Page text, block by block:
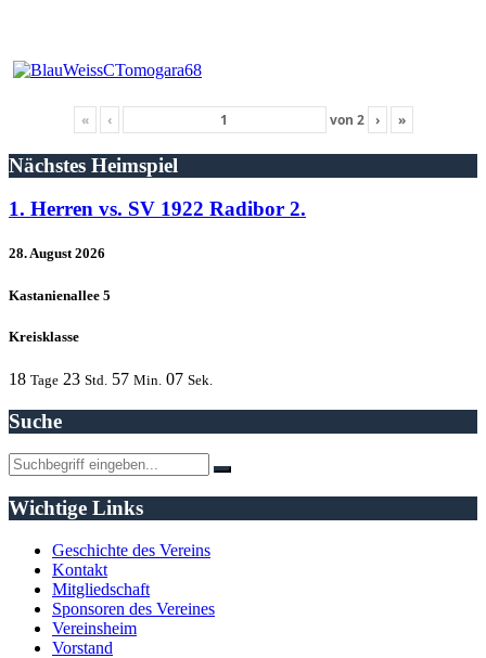
« ‹ von 2 › »
Nächstes Heimspiel
1. Herren vs. SV 1922 Radibor 2.
28. August 2026
Kastanienallee 5
Kreisklasse
18 Tage 23 Std. 57 Min. 07 Sek.
Suche
Wichtige Links
Geschichte des Vereins
Kontakt
Mitgliedschaft
Sponsoren des Vereines
Vereinsheim
Vorstand